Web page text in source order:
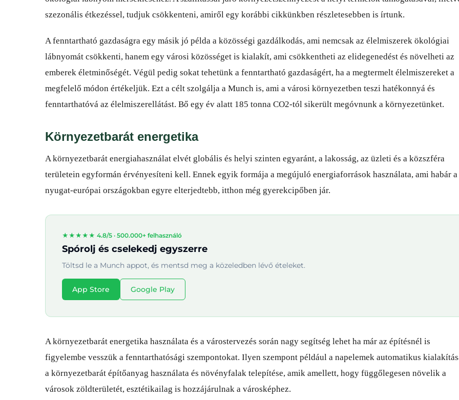
szezonális étkezéssel, tudjuk csökkenteni, amiről egy korábbi cikkünkben részletesebben is írtunk.
A fenntartható gazdaságra egy másik jó példa a közösségi gazdálkodás, ami nemcsak az élelmiszerek ökológiai
lábnyomát csökkenti, hanem egy városi közösséget is kialakít, ami csökkentheti az elidegenedést és növelheti az
emberek életminőségét. Végül pedig sokat tehetünk a fenntartható gazdaságért, ha a megtermelt élelmiszereket a
megfelelő módon értékeljük. Ezt a célt szolgálja a Munch is, ami a városi környezetben teszi hatékonnyá és
fenntarthatóvá az élelmiszerellátást. Bő egy év alatt 185 tonna CO2-tól sikerült megóvnunk a környezetünket.
Környezetbarát energetika
A környezetbarát energiahasználat elvét globális és helyi szinten egyaránt, a lakosság, az üzleti és a közszféra
területein egyformán érvényesíteni kell. Ennek egyik formája a megújuló energiaforrások használata, ami habár a
nyugat-európai országokban egyre elterjedtebb, itthon még gyerekcipőben jár.
★★★★★ 4.8/5 · 500.000+ felhasználó
Spórolj és cselekedj egyszerre
Töltsd le a Munch appot, és mentsd meg a közeledben lévő ételeket.
App Store Google Play
A környezetbarát energetika használata és a várostervezés során nagy segítség lehet ha már az építésnél is
figyelembe vesszük a fenntarthatósági szempontokat. Ilyen szempont például a napelemek automatikus
a környezetbarát építőanyag használata és növényfalak telepítése, amik amellett, hogy függőlegesen növelik a
városok zöldterületét, esztétikailag is hozzájárulnak a városképhez.